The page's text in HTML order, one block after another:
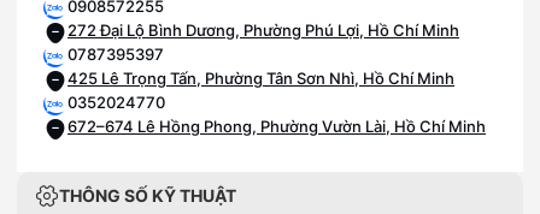
0908572255
272 Đại Lộ Bình Dương, Phường Phú Lợi, Hồ Chí Minh
0787395397
425 Lê Trọng Tấn, Phường Tân Sơn Nhì, Hồ Chí Minh
0352024770
672–674 Lê Hồng Phong, Phường Vườn Lài, Hồ Chí Minh
THÔNG SỐ KỸ THUẬT